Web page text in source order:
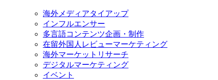
海外メディアタイアップ
インフルエンサー
多言語コンテンツ企画・制作
在留外国⼈レビューマーケティング
海外マーケットリサーチ
デジタルマーケティング
イベント